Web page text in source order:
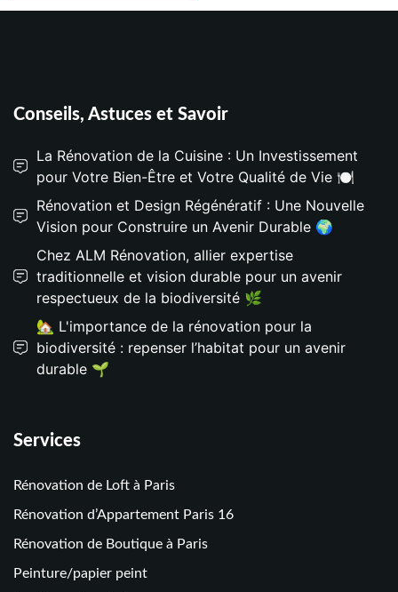
Conseils, Astuces et Savoir
La Rénovation de la Cuisine : Un Investissement
pour Votre Bien-Être et Votre Qualité de Vie 🍽️
Rénovation et Design Régénératif : Une Nouvelle
Vision pour Construire un Avenir Durable 🌍
Chez ALM Rénovation, allier expertise
traditionnelle et vision durable pour un avenir
respectueux de la biodiversité 🌿
🏡 L'importance de la rénovation pour la
biodiversité : repenser l’habitat pour un avenir
durable 🌱
Services
Rénovation de Loft à Paris
Rénovation d’Appartement Paris 16
Rénovation de Boutique à Paris
Peinture/papier peint